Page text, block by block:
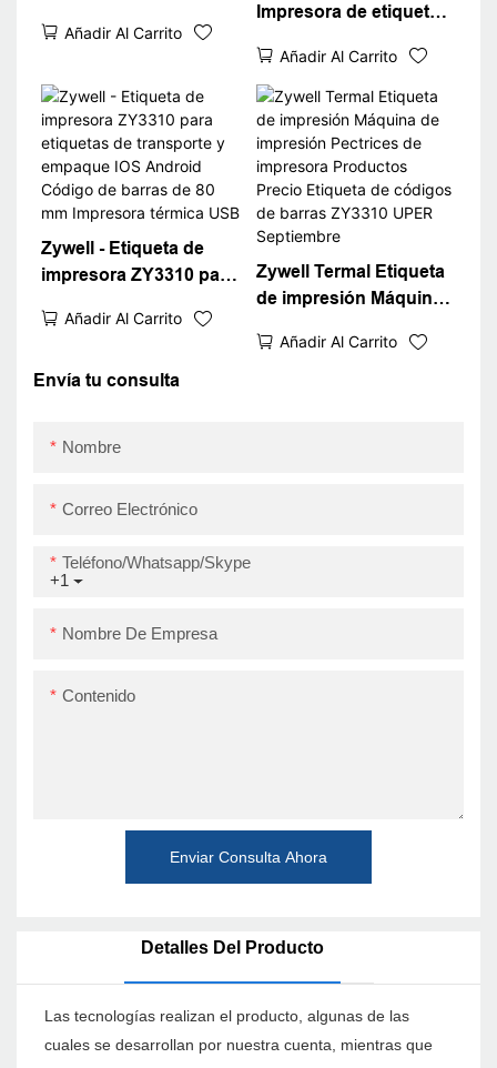
Android IOS Sistema
Sticker Barcode Printer
Código QR USB+RS
Añadir Al Carrito
Impresora de etiqueta
compatible con Square
Win XP/7/8/10
Impresora de código de
barras barato USB
Añadir Al Carrito
Zywell - Etiqueta de
impresora ZY3310 para
y empaque IOS
barras de 80 mm
Añadir Al Carrito
Zywell Termal Etiqueta
de impresión Máquina
de impresora
Añadir Al Carrito
Envía tu consulta
Nombre
Correo Electrónico
+1
Teléfono/whatsapp/skype
Nombre De Empresa
Contenido
Enviar Consulta Ahora
Detalles Del Producto
Las tecnologías realizan el producto, algunas de las
cuales se desarrollan por nuestra cuenta, mientras que